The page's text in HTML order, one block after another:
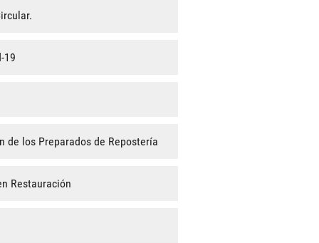
19
de los Preparados de Repostería
Restauración